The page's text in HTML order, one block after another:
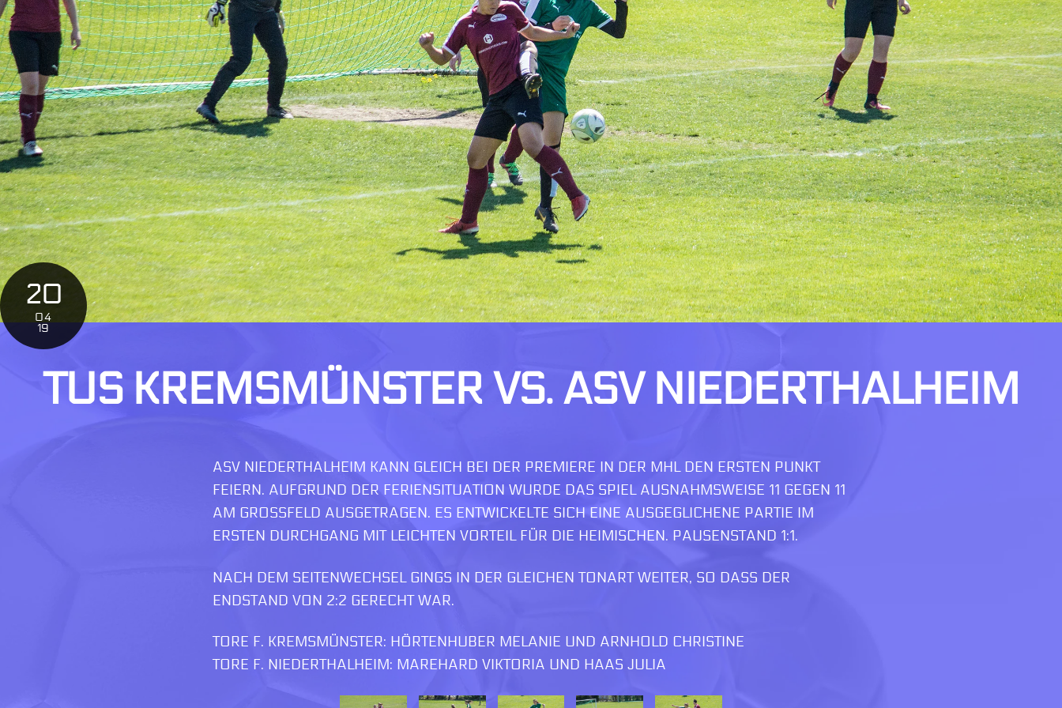
20
04
19
TUS KREMSMÜNSTER VS. ASV NIEDERTHALHEIM
ASV NIEDERTHALHEIM KANN GLEICH BEI DER PREMIERE IN DER MHL DEN ERSTEN PUNKT
FEIERN. AUFGRUND DER FERIENSITUATION WURDE DAS SPIEL AUSNAHMSWEISE 11 GEGEN 11
AM GROSSFELD AUSGETRAGEN. ES ENTWICKELTE SICH EINE AUSGEGLICHENE PARTIE IM E
RSTEN DURCHGANG MIT LEICHTEN VORTEIL FÜR DIE HEIMISCHEN. PAUSENSTAND 1:1.
NACH DEM SEITENWECHSEL GINGS IN DER GLEICHEN TONART WEITER, SO DASS DER
ENDSTAND VON 2:2 GERECHT WAR.
TORE F. KREMSMÜNSTER: HÖRTENHUBER MELANIE UND ARNHOLD CHRISTINE
TORE F. NIEDERTHALHEIM: MAREHARD VIKTORIA UND HAAS JULIA